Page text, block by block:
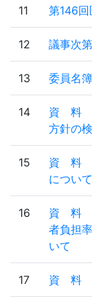
11 第146回
12 議事次第
13 委員名簿
14
資 料
方針の
15
資 料
について
16
資 料
者負担
いて
17 資 料